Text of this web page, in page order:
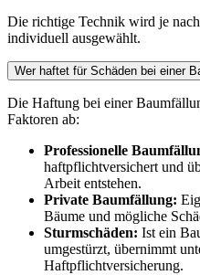
Die richtige Technik wird je
individuell ausgewählt.
Wer haftet für Schäden bei einer
Die Haftung bei einer
Faktoren ab:
Professionelle
haftpflichtversichert und
Arbeit entstehen.
Private Baumfällung:
Bäume und mögliche
Sturmschäden: Ist ein
umgestürzt, übernimmt
Haftpflichtversicherung.